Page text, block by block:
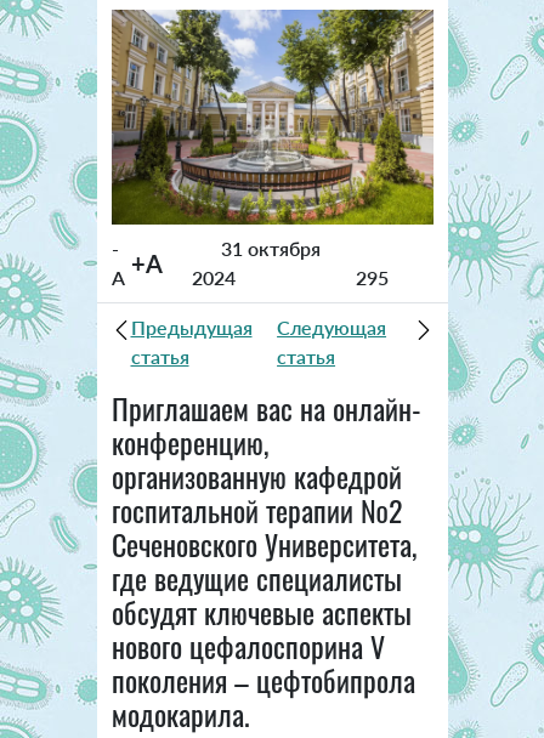
-
A +A
31 октября
2024
295
Предыдущая
статья
Следующая
статья
Приглашаем вас на онлайн-
конференцию,
организованную кафедрой
госпитальной терапии №2
Сеченовского Университета,
где ведущие специалисты
обсудят ключевые аспекты
нового цефалоспорина V
поколения – цефтобипрола
модокарила.